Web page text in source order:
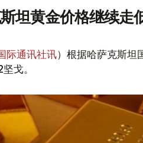
坦黄金价格继续走
际通讯社讯）根据哈萨克斯坦
戈。